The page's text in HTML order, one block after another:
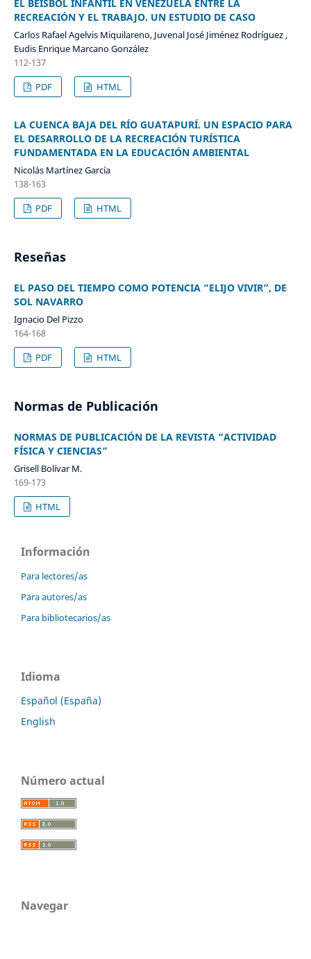
EL BÉISBOL INFANTIL EN VENEZUELA ENTRE LA
RECREACIÓN Y EL TRABAJO. UN ESTUDIO DE CASO
Carlos Rafael Agelvis Miquilareno, Juvenal José Jiménez Rodríguez ,
Eudis Enrique Marcano González
112-137
PDF
HTML
LA CUENCA BAJA DEL RÍO GUATAPURÍ. UN ESPACIO PARA
EL DESARROLLO DE LA RECREACIÓN TURÍSTICA
FUNDAMENTADA EN LA EDUCACIÓN AMBIENTAL
Nicolás Martínez García
138-163
PDF
HTML
Reseñas
EL PASO DEL TIEMPO COMO POTENCIA “ELIJO VIVIR”, DE
SOL NAVARRO
Ignacio Del Pizzo
164-168
PDF
HTML
Normas de Publicación
NORMAS DE PUBLICACIÓN DE LA REVISTA “ACTIVIDAD
FÍSICA Y CIENCIAS”
Grisell Bolívar M.
169-173
HTML
Información
Para lectores/as
Para autores/as
Para bibliotecarios/as
Idioma
Español (España)
English
Número actual
Navegar